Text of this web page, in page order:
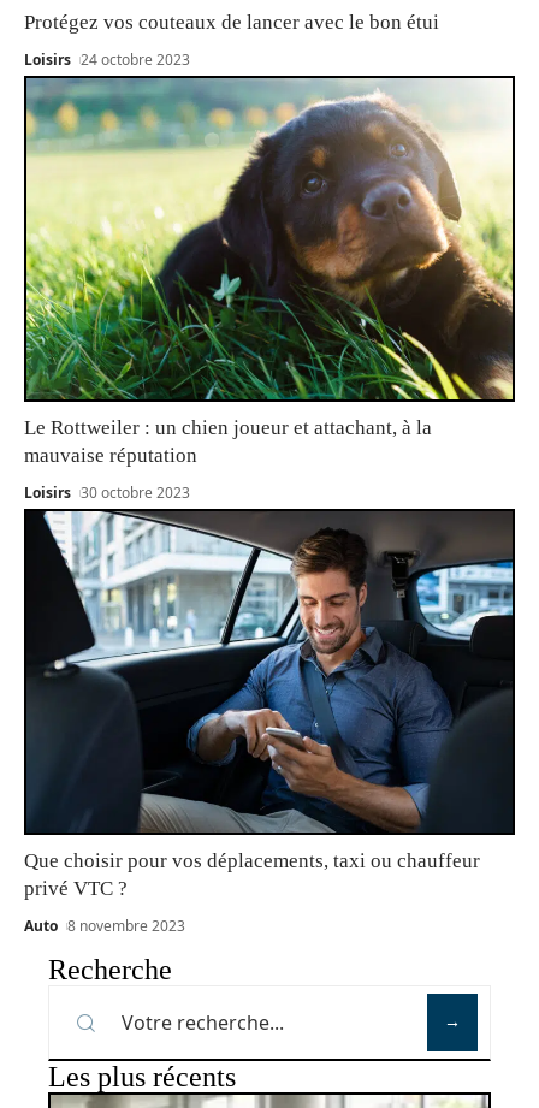
Protégez vos couteaux de lancer avec le bon étui
Loisirs 24 octobre 2023
Le Rottweiler : un chien joueur et attachant, à la
mauvaise réputation
Loisirs 30 octobre 2023
Que choisir pour vos déplacements, taxi ou chauffeur
privé VTC ?
Auto 8 novembre 2023
Recherche
Les plus récents